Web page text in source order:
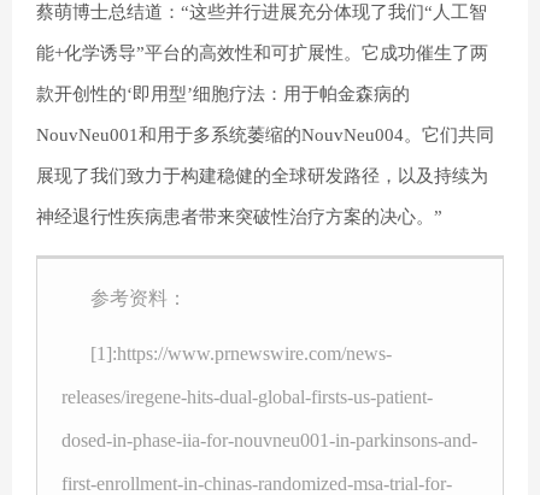
蔡萌博士总结道：“这些并行进展充分体现了我们“人工智
能+化学诱导”平台的高效性和可扩展性。它成功催生了两
款开创性的‘即用型’细胞疗法：用于帕金森病的
NouvNeu001和用于多系统萎缩的NouvNeu004。它们共同
展现了我们致力于构建稳健的全球研发路径，以及持续为
神经退行性疾病患者带来突破性治疗方案的决心。”
参考资料：
[1]:https://www.prnewswire.com/news-
releases/iregene-hits-dual-global-firsts-us-patient-
dosed-in-phase-iia-for-nouvneu001-in-parkinsons-and-
first-enrollment-in-chinas-randomized-msa-trial-for-